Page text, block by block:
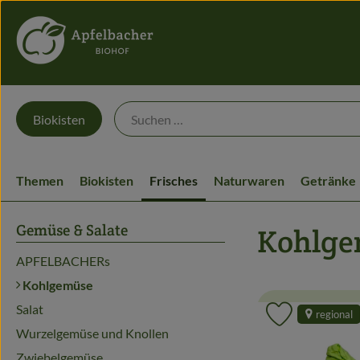
Biokisten
Themen Biokisten Frisches Naturwaren Getränke
Gemüse & Salate
APFELBACHERs
Kohlgemüse
Salat
Wurzelgemüse und Knollen
regional
Produkt zu